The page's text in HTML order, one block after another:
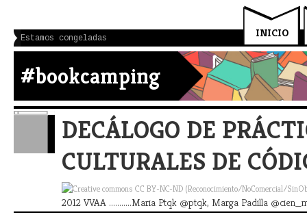
INICIO
Estamos congeladas
#bookcamping
DECÁLOGO DE
CULTURALES DE
2012 VVAA ...........Maria Ptqk @ptqk, Marga Padilla